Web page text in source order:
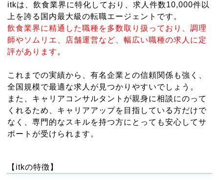
itkは、飲食業界に特化しており、求人件数10,000件以
上を誇る国内最大級の転職エージェントです。
飲食業界に精通した職種を多数取り扱っており、調理
師やソムリエ、店舗運営など、幅広い職種の求人に定
評があります 。
これまでの実績から、有名企業との信頼関係も強く、
全国規模で最適な求人が見つかりやすいでしょう。
また、キャリアコンサルタントが親身に相談にのって
くれるため、キャリアアップを目指している方だけで
なく、専門的なスキルを持つ方にとっても安心してサ
ポートが受けられます。
【itkの特徴】